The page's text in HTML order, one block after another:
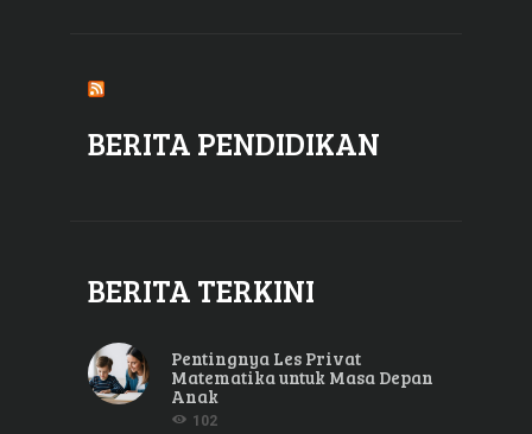
BERITA PENDIDIKAN
BERITA TERKINI
Pentingnya Les Privat
Matematika untuk Masa Depan
Anak
102